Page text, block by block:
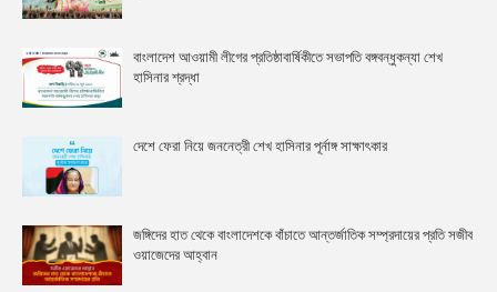
বাংলাদেশ আওয়ামী লীগের প্রতিষ্ঠাবার্ষিকীতে সভাপতি বঙ্গবন্ধুকন্যা শেখ
হাসিনার শ্রদ্ধা
দেশে ফেরা নিয়ে জননেত্রী শেখ হাসিনার পূর্নাঙ্গ সাক্ষাৎকার
জঙ্গিদের হাত থেকে বাংলাদেশকে বাঁচাতে আন্তর্জাতিক সম্প্রদায়ের প্রতি সজীব
ওয়াজেদের আহ্বান